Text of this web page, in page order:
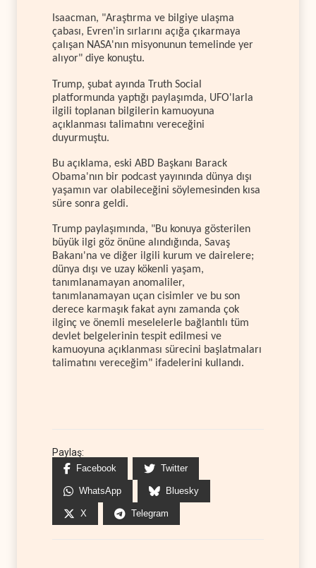
Isaacman, "Araştırma ve bilgiye ulaşma
çabası, Evren'in sırlarını açığa çıkarmaya
çalışan NASA'nın misyonunun temelinde yer
alıyor" diye konuştu.
Trump, şubat ayında Truth Social
platformunda yaptığı paylaşımda, UFO'larla
ilgili toplanan bilgilerin kamuoyuna
açıklanması talimatını vereceğini
duyurmuştu.
Bu açıklama, eski ABD Başkanı Barack
Obama'nın bir podcast yayınında dünya dışı
yaşamın var olabileceğini söylemesinden kısa
süre sonra geldi.
Trump paylaşımında, "Bu konuya gösterilen
büyük ilgi göz önüne alındığında, Savaş
Bakanı'na ve diğer ilgili kurum ve dairelere;
dünya dışı ve uzay kökenli yaşam,
tanımlanamayan anomaliler,
tanımlanamayan uçan cisimler ve bu son
derece karmaşık fakat aynı zamanda çok
ilginç ve önemli meselelerle bağlantılı tüm
devlet belgelerinin tespit edilmesi ve
kamuoyuna açıklanması sürecini başlatmaları
talimatını vereceğim" ifadelerini kullandı.
Paylaş:
Facebook Twitter
WhatsApp Bluesky
X Telegram